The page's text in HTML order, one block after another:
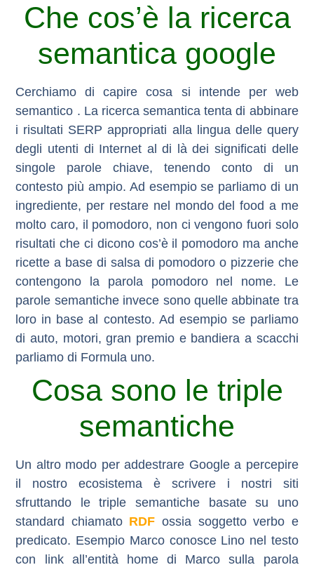
Che cos’è la ricerca
semantica google
Cerchiamo di capire cosa si intende per web
semantico . La ricerca semantica tenta di abbinare
i risultati SERP appropriati alla lingua delle query
degli utenti di Internet al di là dei significati delle
singole parole chiave, tenendo conto di un
contesto più ampio. Ad esempio se parliamo di un
ingrediente, per restare nel mondo del food a me
molto caro, il pomodoro, non ci vengono fuori solo
risultati che ci dicono cos’è il pomodoro ma anche
ricette a base di salsa di pomodoro o pizzerie che
contengono la parola pomodoro nel nome. Le
parole semanticheinvece sono quelle abbinate tra
loro in base al contesto. Ad esempio se parliamo
di auto, motori, gran premio e bandiera a scacchi
parliamo di Formula uno.
Cosa sono le triple
semantiche
Un altro modo per addestrare Google a percepire
il nostro ecosistema è scrivere i nostri siti
sfruttando
le triple semantiche basate su uno
standard chiamato RDFossia soggetto verbo e
predicato. Esempio Marco conosce Lino nel testo
con link all’entità home di Marco sulla parola